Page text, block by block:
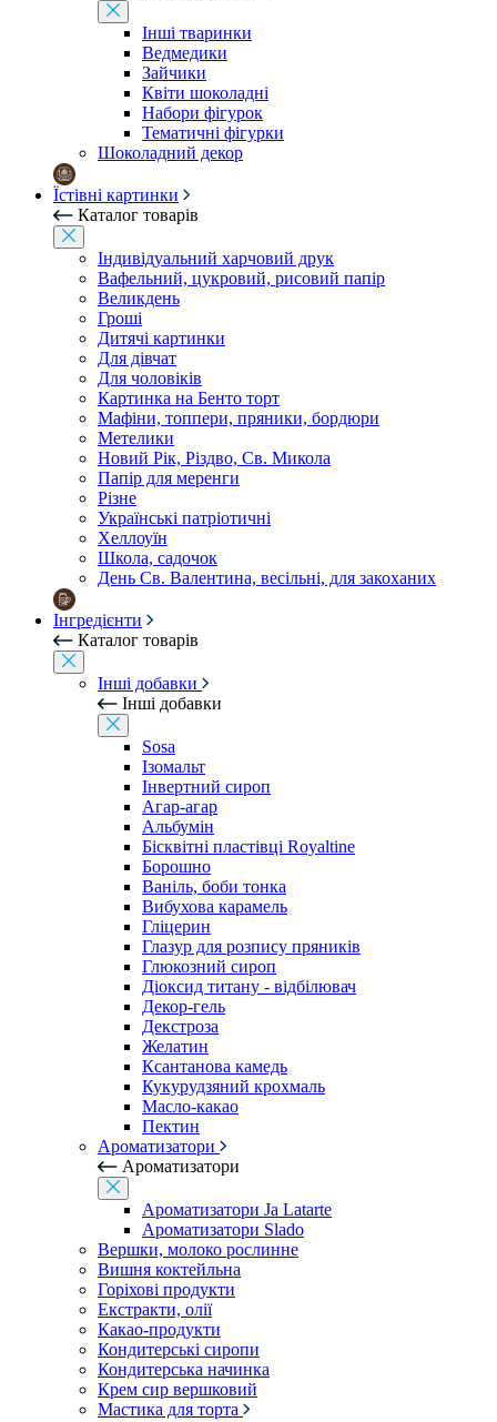
Інші тваринки
Ведмедики
Зайчики
Квіти шоколадні
Набори фігурок
Тематичні фігурки
Шоколадний декор
Їстівні картинки
Каталог товарів
Індивідуальний харчовий друк
Вафельний, цукровий, рисовий папір
Великдень
Гроші
Дитячі картинки
Для дівчат
Для чоловіків
Картинка на Бенто торт
Мафіни, топпери, пряники, бордюри
Метелики
Новий Рік, Різдво, Св. Микола
Папір для меренги
Різне
Українські патріотичні
Хеллоуїн
Школа, садочок
День Св. Валентина, весільні, для закоханих
Інгредієнти
Каталог товарів
Інші добавки
Інші добавки
Sosa
Ізомальт
Інвертний сироп
Агар-агар
Альбумін
Бісквітні пластівці Royaltine
Борошно
Ваніль, боби тонка
Вибухова карамель
Гліцерин
Глазур для розпису пряників
Глюкозний сироп
Діоксид титану - відбілювач
Декор-гель
Декстроза
Желатин
Ксантанова камедь
Кукурудзяний крохмаль
Масло-какао
Пектин
Ароматизатори
Ароматизатори
Ароматизатори Ja Latarte
Ароматизатори Slado
Вершки, молоко рослинне
Вишня коктейльна
Горіхові продукти
Екстракти, олії
Какао-продукти
Кондитерські сиропи
Кондитерська начинка
Крем сир вершковий
Мастика для торта